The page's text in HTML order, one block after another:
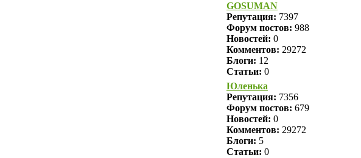
GOSUMAN
Репутация: 7397
Форум постов: 988
Новостей: 0
Комментов: 29272
Блоги: 12
Статьи: 0
Юленька
Репутация: 7356
Форум постов: 679
Новостей: 0
Комментов: 29272
Блоги: 5
Статьи: 0